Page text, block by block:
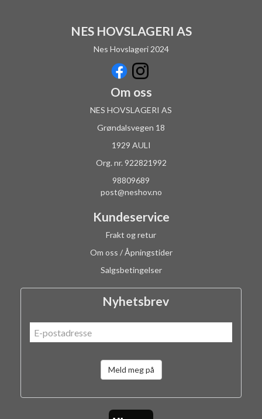
NES HOVSLAGERI AS
Nes Hovslageri 2024
Om oss
NES HOVSLAGERI AS
Grøndalsvegen 18
1929 AULI
Org. nr. 922821992
98809689
post@neshov.no
Kundeservice
Frakt og retur
Om oss / Åpningstider
Salgsbetingelser
Nyhetsbrev
Meld meg på